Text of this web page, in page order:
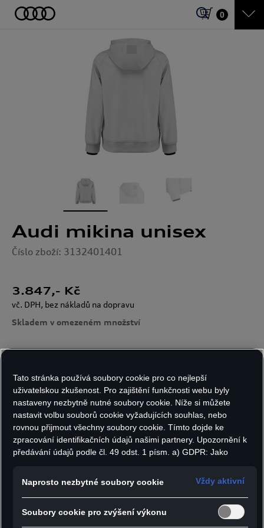
0
Audi mikina unisex
Číslo zboží: 3132401401
3.847,- Kč
vč. DPH, bez nákladů na dopravu
Skladem v omezeném množství
Do košíku
- Outdoorová softshellová mikina s kapucí,
mírně oversized, unisex
- Vnitřní strana s měkkým fleecem ve světle
Tato stránka používá soubory cookie pro co nejlepší
uživatelskou zkušenost. Pro zajištění funkčnosti webu byly
nastaveny nezbytně nutné soubory cookie. Níže si můžete
nastavit volbu souborů cookie vyžadujících souhlas, nebo
rovnou přijmout všechny soubory cookie. Tímto dojde ke
zpracování identifikačních údajů našimi partnery. Upozornění k
předávání údajů podle čl. 49 odst. 1 písm. a) GDPR: Jako
používán Google Analytics. Nelze vyloučit, že společnost
Google Ireland jako náš smluvní partner předává osobní údaje
do USA (zejména společnosti Google LLC). Ve Spojených
státech neexistuje úroveň ochrany osobních údajů věcně
rovnocenná Evropské unii a chybí rozhodnutí Evropské komise
Naprosto nezbytné soubory cookie Vždy aktivní
Soubory cookie pro zvýšení výkonu